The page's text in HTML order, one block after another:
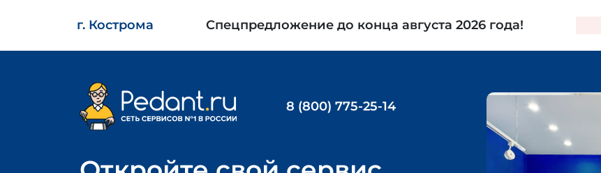
г. Кострома Спецпредложение до конца августа 2026 года!
8 (800) 775-25-14